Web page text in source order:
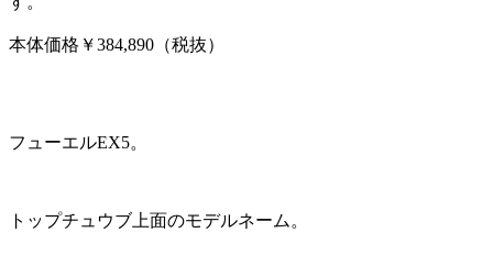
本体価格￥384,890（税抜）
フューエルEX5。
トップチュウブ上面のモデルネーム。